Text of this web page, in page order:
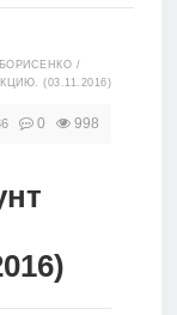
/
(03.11.2016)
0 998